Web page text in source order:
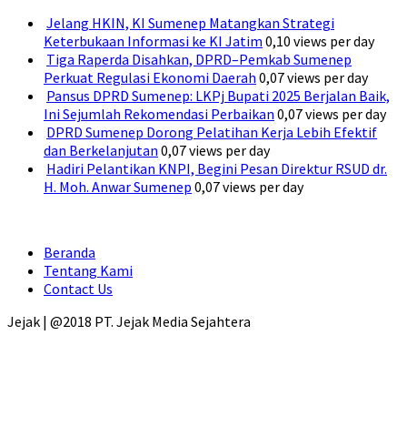
Jelang HKIN, KI Sumenep Matangkan Strategi
Keterbukaan Informasi ke KI Jatim 0,10 views per day
Tiga Raperda Disahkan, DPRD–Pemkab Sumenep
Perkuat Regulasi Ekonomi Daerah 0,07 views per day
Pansus DPRD Sumenep: LKPj Bupati 2025 Berjalan Baik,
Ini Sejumlah Rekomendasi Perbaikan 0,07 views per day
DPRD Sumenep Dorong Pelatihan Kerja Lebih Efektif
dan Berkelanjutan 0,07 views per day
Hadiri Pelantikan KNPI, Begini Pesan Direktur RSUD dr.
H. Moh. Anwar Sumenep 0,07 views per day
Beranda
Tentang Kami
Contact Us
Jejak | @2018 PT. Jejak Media Sejahtera